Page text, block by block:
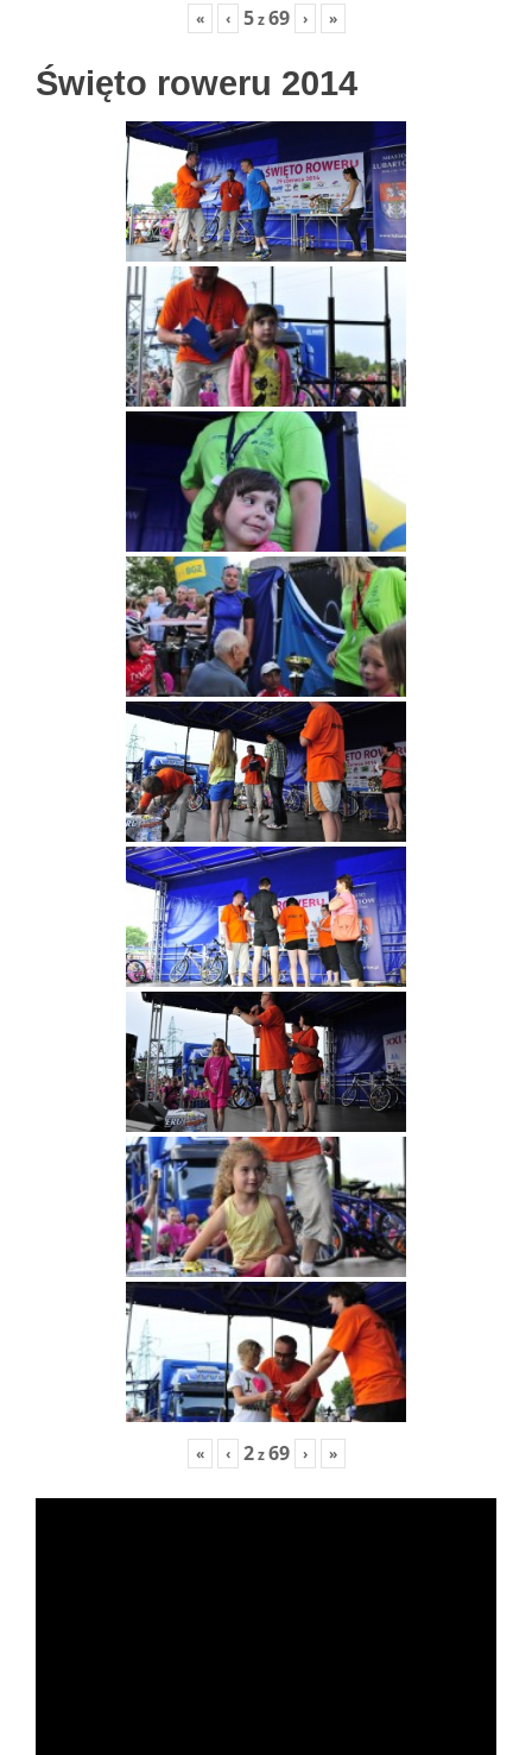
« ‹ 5z69 › »
Święto roweru 2014
« ‹ 2z69 › »